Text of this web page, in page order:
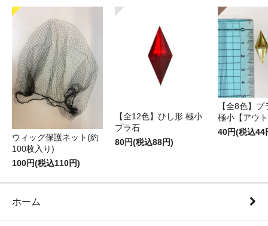
ウィッグ保護ネット(約
100枚入り)
100円(税込110円)
【全12色】ひし形 極小
プラ石
80円(税込88円)
【全8色】
極小【アウ
40円(税込44
ホーム